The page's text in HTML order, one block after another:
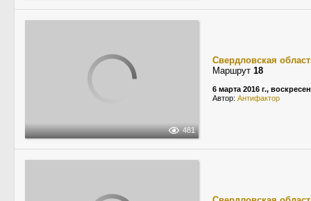
481
Свердловская
Маршрут 18
6 марта 2016 г.,
Автор: Антифактор